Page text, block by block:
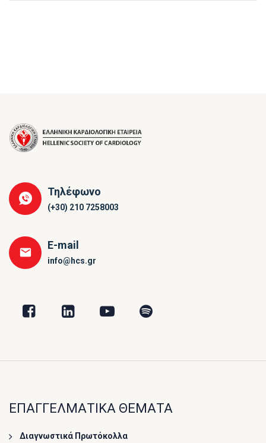
Τηλέφωνο
(+30) 210 7258003
E-mail
info@hcs.gr
ΕΠΑΓΓΕΛΜΑΤΙΚΑ ΘΕΜΑΤΑ
Διαγνωστικά Πρωτόκολλα